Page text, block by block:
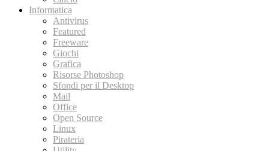
Informatica
Antivirus
Featured
Freeware
Giochi
Grafica
Risorse Photoshop
Sfondi per il Desktop
Mail
Office
Open Source
Linux
Pirateria